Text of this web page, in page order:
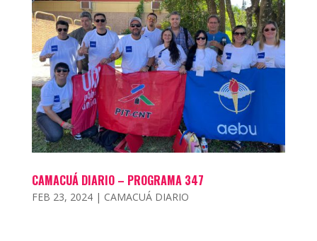
CAMACUÁ DIARIO – PROGRAMA 347
FEB 23, 2024| CAMACUÁ DIARIO